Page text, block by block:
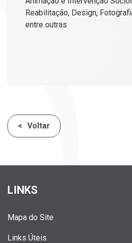
Reabilitação, Design,
entre outras
Voltar
LINKS
Mapa do Site
Links Úteis